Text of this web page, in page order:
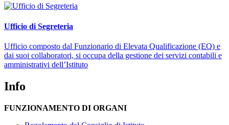
Ufficio di Segreteria
Ufficio composto dal Funzionario di Elevata Qualificazione (EQ) e
dai suoi collaboratori, si occupa della gestione dei servizi contabili e
amministrativi dell’Istituto
Info
FUNZIONAMENTO DI ORGANI